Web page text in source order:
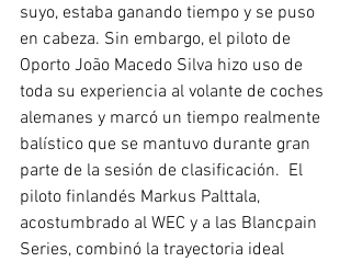
suyo, estaba ganando tiempo y se puso
en cabeza. Sin embargo, el piloto de
Oporto João Macedo Silva hizo uso de
toda su experiencia al volante de coches
alemanes y marcó un tiempo realmente
balístico que se mantuvo durante gran
parte de la sesión de clasificación.  El
piloto finlandés Markus Palttala,
acostumbrado al WEC y a las Blancpain
Series, combinó la trayectoria ideal